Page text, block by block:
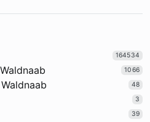
164534
1066
48
3
39